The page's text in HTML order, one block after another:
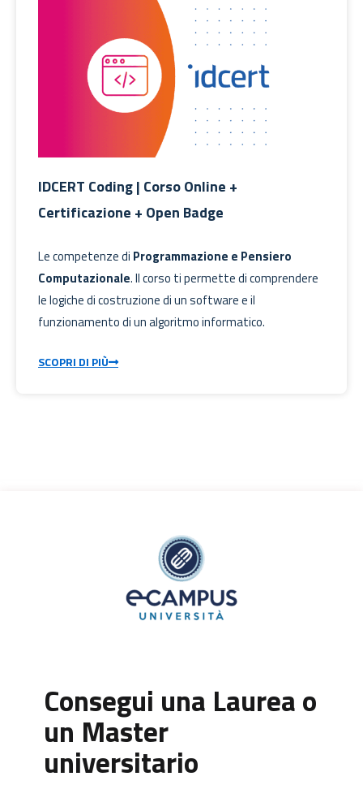
IDCERT Coding | Corso Online +
Certificazione + Open Badge
Le competenze di Programmazione e Pensiero
Computazionale. Il corso ti permette di comprendere
le logiche di costruzione di un software e il
funzionamento di un algoritmo informatico.
SCOPRI DI PIÙ
Consegui una Laurea o
un Master
universitario